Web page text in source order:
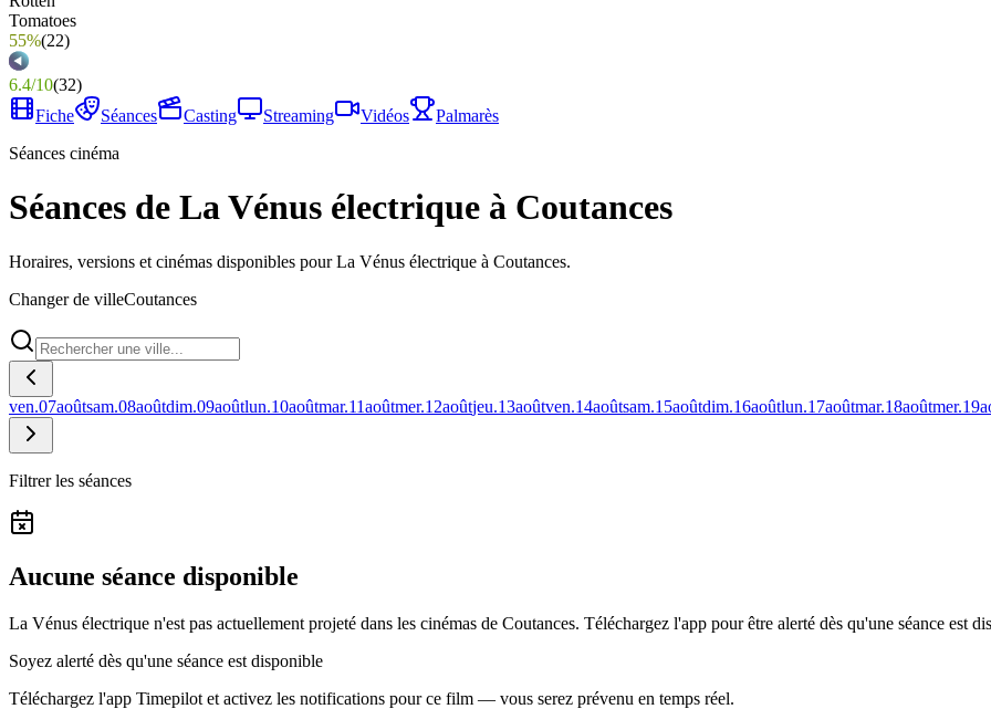
55%(22)
6.4/10(32)
Fiche
Séances Casting Streaming Vidéos
Palmarès
Séances cinéma
Séances de La Vénus électrique à Coutances
Horaires, versions et cinémas disponibles pour La Vénus électrique à Coutances.
Changer de villeCoutances
ven.07aoûtsam.08aoûtdim.09aoûtlun.10aoûtmar.11aoûtmer.12aoûtjeu.13aoûtven.14aoûtsam.15aoûtdim.16aoûtlun.17aoûtmar.18aoûtmer.19
Filtrer les séances
Aucune séance disponible
La Vénus électrique n'est pas actuellement projeté dans les cinémas de Coutances. Téléchargez l'app pour être alerté dès qu'une séance est
Soyez alerté dès qu'une séance est disponible
Téléchargez l'app Timepilot et activez les notifications pour ce film — vous serez prévenu en temps réel.